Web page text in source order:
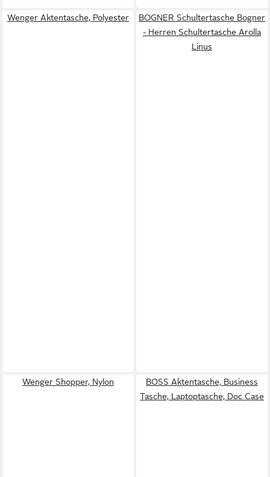
Wenger Aktentasche, Polyester
BOGNER Schultertasche Bogner
- Herren Schultertasche Arolla
Linus
Wenger Shopper, Nylon
BOSS Aktentasche, Business
Tasche, Laptoptasche, Doc Case